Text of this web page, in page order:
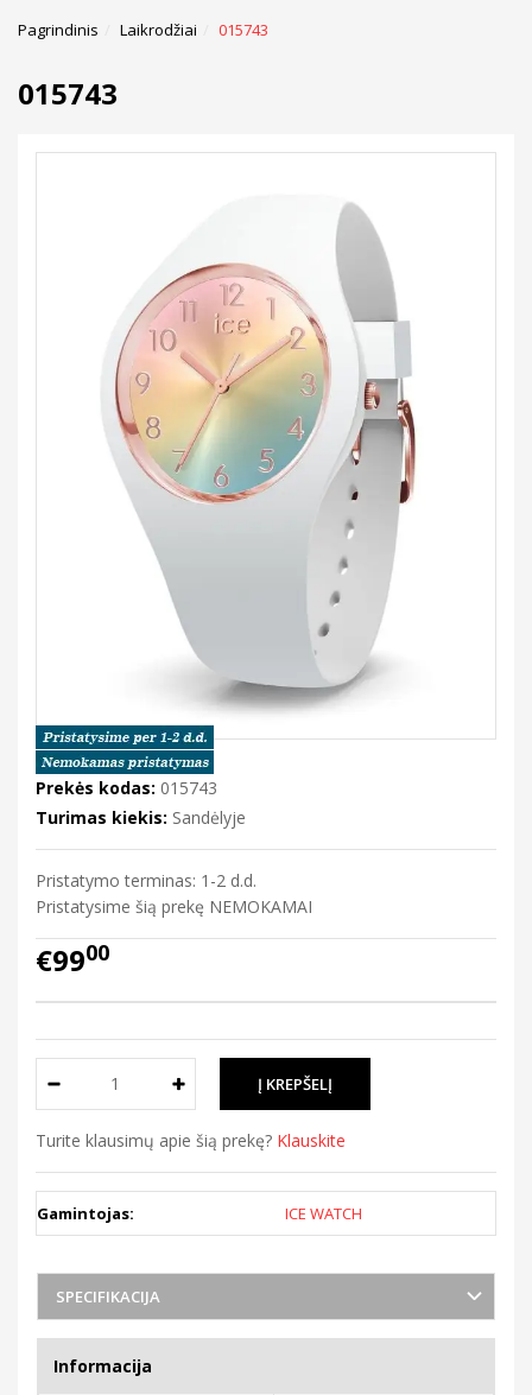
Pagrindinis Laikrodžiai 015743
015743
Prekės kodas: 015743
Turimas kiekis: Sandėlyje
Pristatymo terminas: 1-2 d.d.
Pristatysime šią prekę NEMOKAMAI
€9900
Turite klausimų apie šią prekę? Klauskite
Gamintojas: ICE WATCH
SPECIFIKACIJA
Informacija